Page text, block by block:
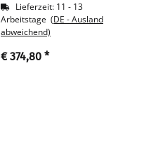
Lieferzeit: 11 - 13
Arbeitstage (DE - Ausland
abweichend)
€ 374,80 *